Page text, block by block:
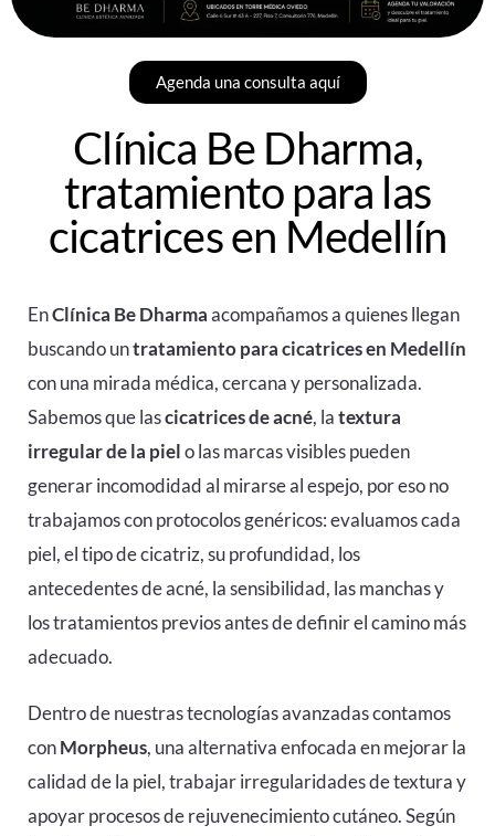
Agenda una consulta aquí
Clínica Be Dharma,
tratamiento para las
cicatrices en Medellín
EnClínica Be Dharmaacompañamos a quienes llegan
buscando untratamiento para cicatrices en Medellín
con una mirada médica, cercana y personalizada.
Sabemos que lascicatrices de acné, latextura
irregular de la pielo las marcas visibles pueden
generar incomodidad al mirarse al espejo, por eso no
trabajamos con protocolos genéricos: evaluamos cada
piel, el tipo de cicatriz, su profundidad, los
antecedentes de acné, la sensibilidad, las manchas y
los tratamientos previos antes de definir el camino más
adecuado.
Dentro de nuestras tecnologías avanzadas contamos
conMorpheus, una alternativa enfocada en mejorar la
calidad de la piel, trabajar irregularidades de textura y
apoyar procesos de rejuvenecimiento cutáneo. Según